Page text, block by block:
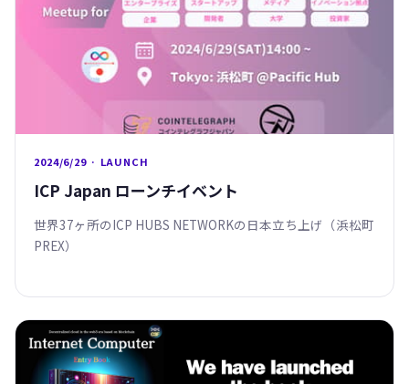
2024/6/29 · LAUNCH
ICP Japan ローンチイベント
世界37ヶ所のICP HUBS NETWORKの日本立ち上げ（浜松町
PREX）